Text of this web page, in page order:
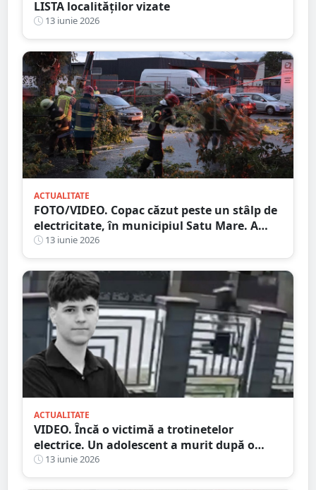
LISTA localităților vizate
13 iunie 2026
ACTUALITATE
FOTO/VIDEO. Copac căzut peste un stâlp de
electricitate, în municipiul Satu Mare. A
fost avariată și o mașină
13 iunie 2026
ACTUALITATE
VIDEO. Încă o victimă a trotinetelor
electrice. Un adolescent a murit după o
lună pe patul de la ATI
13 iunie 2026